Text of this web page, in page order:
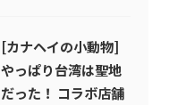
[カナヘイの小動物]
やっぱり台湾は聖地
だった！ コラボ店舗